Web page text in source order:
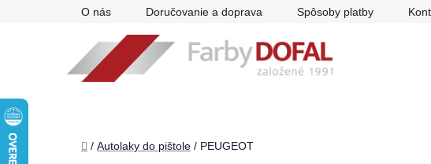
O nás Doručovanie a doprava Spôsoby platby
Domov
/ Autolaky do pištole / PEUGEOT